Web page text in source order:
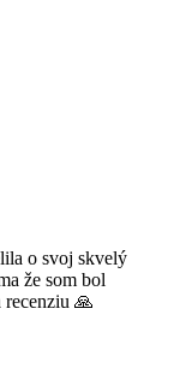
o svoj skvelý
že som bol
🙏